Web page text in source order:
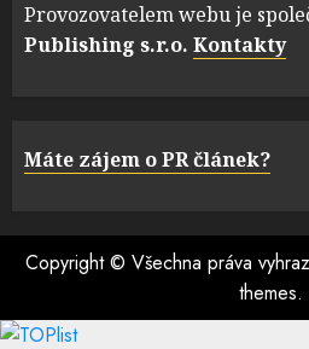
Provozovatelem webu je
Publishing s.r.o. Kontakty
Máte zájem o PR článek?
Copyright © Všechna práva
themes.